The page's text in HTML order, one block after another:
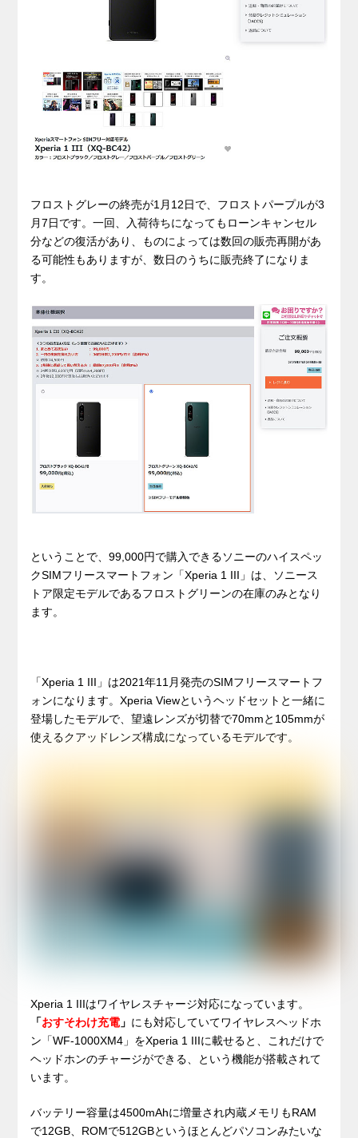
フロストグレーの終売が1月12日で、フロストパープルが3
月7日です。一回、入荷待ちになってもローンキャンセル
分などの復活があり、ものによっては数回の販売再開があ
る可能性もありますが、数日のうちに販売終了になりま
す。
ということで、99,000円で購入できるソニーのハイスペッ
クSIMフリースマートフォン「Xperia 1 III」は、ソニース
トア限定モデルであるフロストグリーンの在庫のみとなり
ます。
「Xperia 1 III」は2021年11月発売のSIMフリースマートフ
ォンになります。Xperia Viewというヘッドセットと一緒に
登場したモデルで、望遠レンズが切替で70mmと105mmが
使えるクアッドレンズ構成になっているモデルです。
Xperia 1 IIIはワイヤレスチャージ対応になっています。
「おすそわけ充電 」 にも対応していてワイヤレスヘッドホ
ン「WF-1000XM4」をXperia 1 IIIに載せると、これだけで
ヘッドホンのチャージができる、という機能が搭載されて
います。
バッテリー容量は4500mAhに増量され内蔵メモリもRAM
で12GB、ROMで512GBというほとんどパソコンみたいな